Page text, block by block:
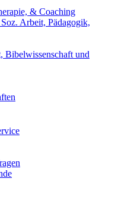
& Coaching
Arbeit, Pädagogik,
Bibelwissenschaft und